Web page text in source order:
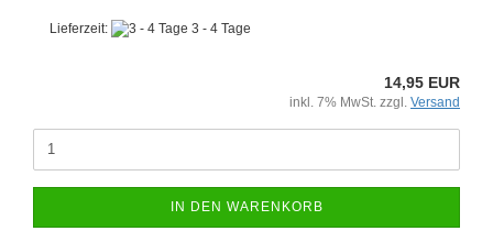
Lieferzeit: 3 - 4 Tage
14,95 EUR
inkl. 7% MwSt. zzgl. Versand
IN DEN WARENKORB